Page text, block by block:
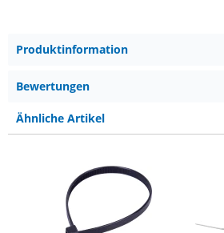
Produktinformation
Bewertungen
Ähnliche Artikel